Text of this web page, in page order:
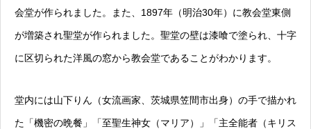
会堂が作られました。また、1897年（明治30年）に教会堂東側
が増築され聖堂が作られました。聖堂の壁は漆喰で塗られ、十字
に区切られた洋風の窓から教会堂であることがわかります。
堂内には山下りん（女流画家、茨城県笠間市出身）の手で描かれ
た「機密の晩餐」「至聖生神女（マリア）」「主全能者（キリス